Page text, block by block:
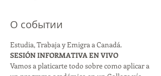
О событии
Estudia, Trabaja y Emigra a Canadá.
SESIÓN INFORMATIVA EN VIVO
Vamos a platicarte todo sobre como aplicar a